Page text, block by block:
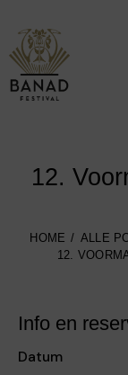
12.
HOME ALLE
12.
Info en
Datum